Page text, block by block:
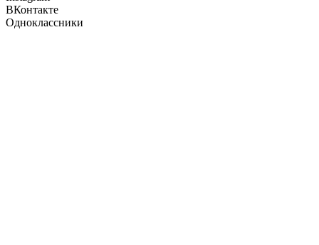
ВКонтакте
Одноклассники